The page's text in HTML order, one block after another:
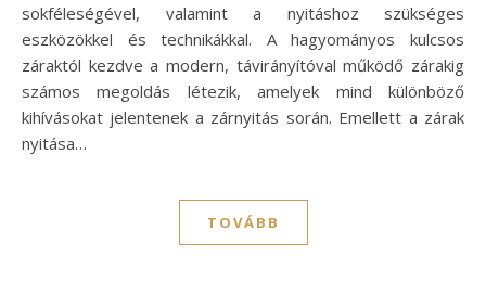
sokféleségével, valamint a nyitáshoz szükséges
eszközökkel és technikákkal. A hagyományos kulcsos
záraktól kezdve a modern, távirányítóval működő zárakig
számos megoldás létezik, amelyek mind különböző
kihívásokat jelentenek a zárnyitás során. Emellett a zárak
nyitása…
TOVÁBB